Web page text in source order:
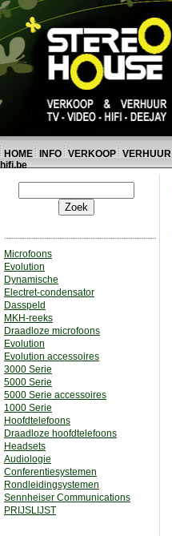
HOME INFO VERKOOP VERHUUR
hifi.be
Microfoons
Evolution
Dynamische
Electret-condensator
Dasspeld
MKH-reeks
Draadloze microfoons
Evolution
Evolution accessoires
3000 Serie
5000 Serie
5000 Serie accessoires
1000 Serie
Hoofdtelefoons
Draadloze hoofdtelefoons
Headsets
Audiologie
Conferentiesystemen
Rondleidingsystemen
Sennheiser Communications
PRIJSLIJST